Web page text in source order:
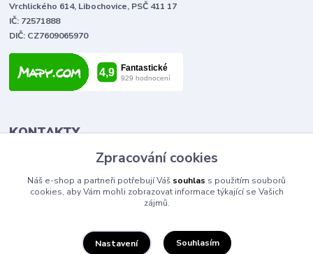
Vrchlického 614, Libochovice, PSČ 411 17
IČ: 72571888
DIČ: CZ7609065970
KONTAKTY
Tomáš Vlček
+420 702 090 443
volejte od 9,00 - 20,00 hod
info@elektromaterial.cz
Zpracování cookies
Náš e-shop a partneři potřebují Váš souhlas s použitím souborů
cookies, aby Vám mohli zobrazovat informace týkající se Vašich
zájmů.
Nastavení Souhlasím